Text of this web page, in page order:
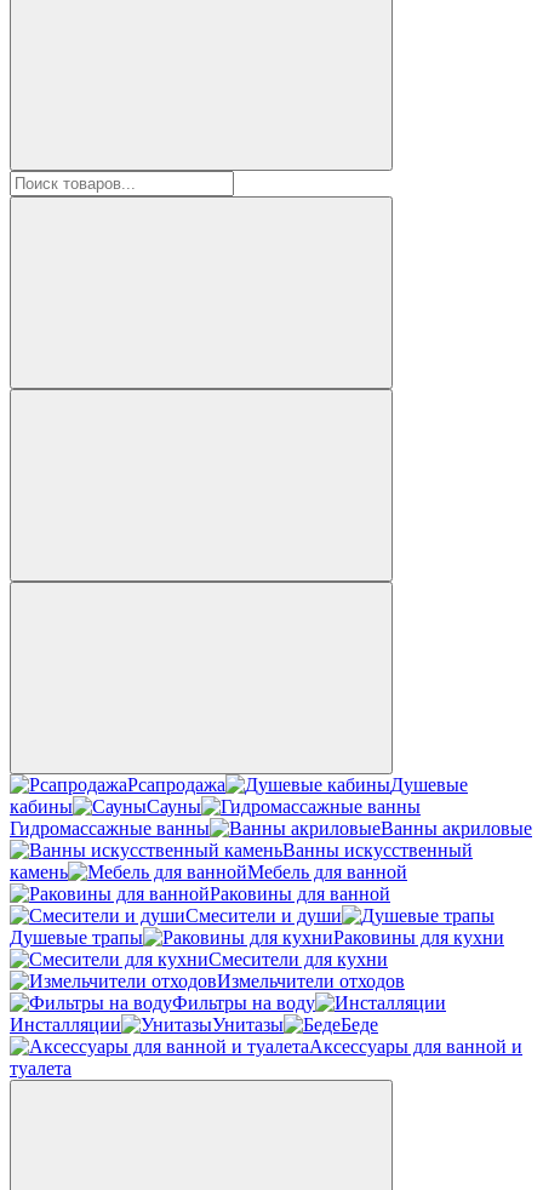
Рсапродажа
Душевые
кабины
Сауны
Гидромассажные ванны
Ванны акриловые
Ванны искусственный
камень
Мебель для ванной
Раковины для ванной
Смесители и души
Душевые трапы
Раковины для кухни
Смесители для кухни
Измельчители отходов
Фильтры на воду
Инсталляции
Унитазы
Беде
Аксессуары для ванной и
туалета